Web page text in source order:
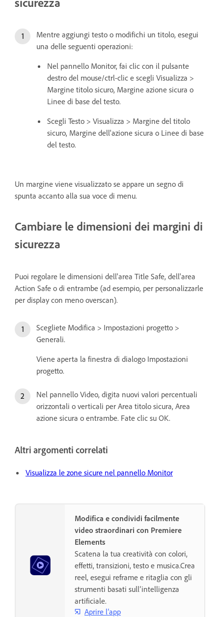
Mentre aggiungi testo o modifichi un titolo, esegui
una delle seguenti operazioni:
Nel pannello Monitor, fai clic con il pulsante
destro del mouse/ctrl-clic e scegli Visualizza >
Margine titolo sicuro, Margine azione sicura o
Linee di base del testo.
Scegli Testo > Visualizza > Margine del titolo
sicuro, Margine dell'azione sicura o Linee di base
del testo.
Un margine viene visualizzato se appare un segno di
spunta accanto alla sua voce di menu.
Cambiare le dimensioni dei margini di
sicurezza
Puoi regolare le dimensioni dell'area Title Safe, dell'area
Action Safe o di entrambe (ad esempio, per personalizzarle
per display con meno overscan).
Scegliete Modifica > Impostazioni progetto >
Generali.
Viene aperta la finestra di dialogo Impostazioni
progetto.
Nel pannello Video, digita nuovi valori percentuali
orizzontali o verticali per Area titolo sicura, Area
azione sicura o entrambe. Fate clic su OK.
Altri argomenti correlati
Visualizza le zone sicure nel pannello Monitor
Modifica e condividi facilmente
video straordinari con Premiere
Elements
Scatena la tua creatività con colori,
effetti, transizioni, testo e musica.Crea
reel, esegui reframe e ritaglia con gli
strumenti basati sull’intelligenza
artificiale.
Aprire l’app